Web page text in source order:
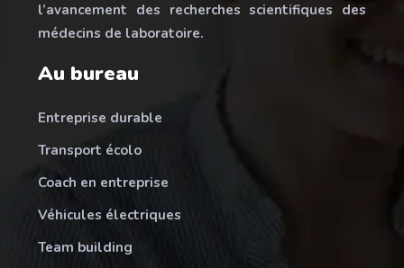
l’avancement des recherches scientifiques des
médecins de laboratoire.
Au bureau
Entreprise durable
Transport écolo
Coach en entreprise
Véhicules électriques
Team building